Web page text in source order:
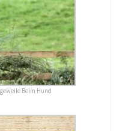
Beim Hund